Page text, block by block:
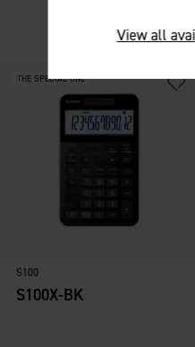
THE SPECIAL ONE
S100
S100X-BK
View all